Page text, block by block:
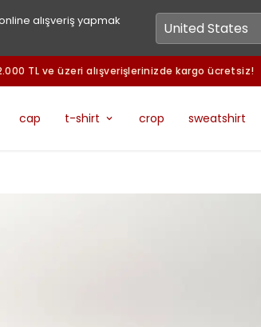
alışveriş yapmak
TL ve üzeri alışverişlerinizde kargo ücretsiz!
cap t-shirt crop sweatshirt